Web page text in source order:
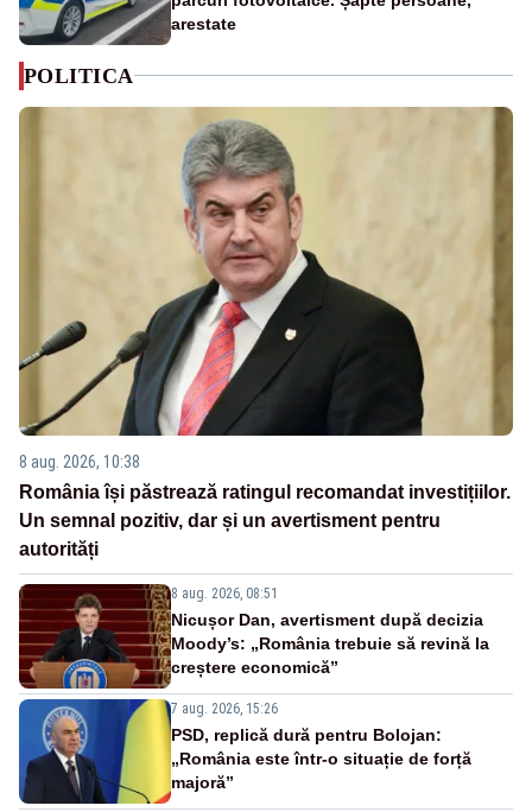
arestate
POLITICA
8 aug. 2026, 10:38
România își păstrează ratingul recomandat investițiilor.
Un semnal pozitiv, dar și un avertisment pentru
autorități
8 aug. 2026, 08:51
Nicușor Dan, avertisment după decizia
Moody’s: „România trebuie să revină la
creștere economică”
7 aug. 2026, 15:26
PSD, replică dură pentru Bolojan:
„România este într-o situație de forță
majoră”